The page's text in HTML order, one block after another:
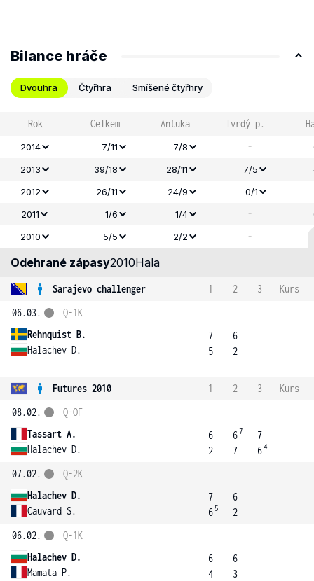
Bilance hráče
Dvouhra Čtyřhra Smíšené čtyřhry
Rok Celkem Antuka Tvrdý p.
2014 7/11 7/8 -
2013
39/18 28/11 7/5
2012
26/11 24/9
0/1
2011
1/6 1/4 -
2010
5/5 2/2 -
Odehrané zápasy2010Hala
Sarajevo challenger 1 2 3
Kurs
06.03.
Rehnquist B.
Halachev D.
Q-1K
7
5
6
2
Futures 2010 1 2 3
Kurs
08.02.
Tassart A.
Halachev D.
Q-OF
6
2
67
7
7
64
07.02.
Halachev D.
Cauvard S.
Q-2K
7
6 5
6
2
06.02.
Halachev D.
Mamata P.
Q-1K
6
4
6
3